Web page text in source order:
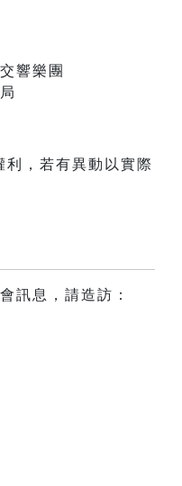
響樂團
，若有異動以實際
訊息，請造訪：